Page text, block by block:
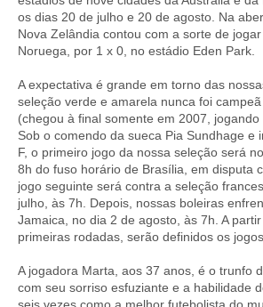
os dias 20 de julho e 20 de agosto. Na
Nova Zelândia contou com a sorte de
Noruega, por 1 x 0, no estádio Eden Park.
A expectativa é grande em torno das
seleção verde e amarela nunca foi
(chegou à final somente em 2007, jogando
Sob o comendo da sueca Pia Sundhage e
F, o primeiro jogo da nossa seleção será
8h do fuso horário de Brasília, em disputa
jogo seguinte será contra a seleção
julho, às 7h. Depois, nossas boleiras
Jamaica, no dia 2 de agosto, às 7h. A
primeiras rodadas, serão definidos os
A jogadora Marta, aos 37 anos, é o trunfo
com seu sorriso esfuziante e a habilidade
seis vezes como a melhor futebolista do